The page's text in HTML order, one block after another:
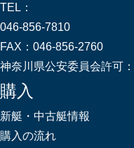
TEL：
046-856-7810
FAX： 046-856-2760
神奈川県公安委員会許可：
購入
新艇・中古艇情報
購入の流れ